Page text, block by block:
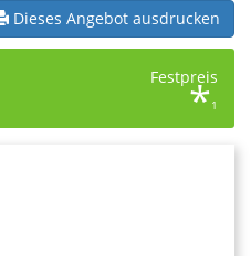
Dieses Angebot ausdrucken
Festpreis
*1